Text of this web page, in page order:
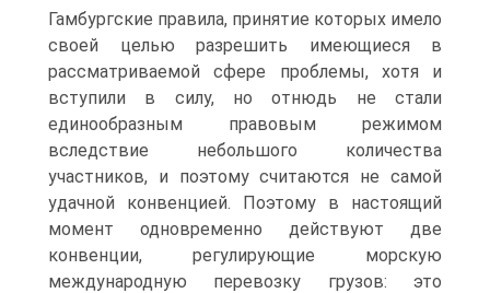
Гамбургские правила, принятие которых имело
своей целью разрешить имеющиеся в
рассматриваемой сфере проблемы, хотя и
вступили в силу, но отнюдь не стали
единообразным правовым режимом
вследствие небольшого количества
участников, и поэтому считаются не самой
удачной конвенцией. Поэтому в настоящий
момент одновременно действуют две
конвенции, регулирующие морскую
международную перевозку грузов: это